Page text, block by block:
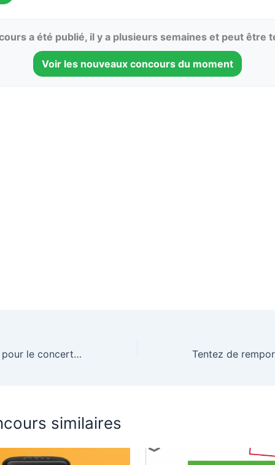
a été publié, il y a plusieurs semaines et peut être
Voir les nouveaux concours du moment
Gagnez 2 places pour le concert de Julien Doré à l’Arena des Sables d’Olonne
similaires